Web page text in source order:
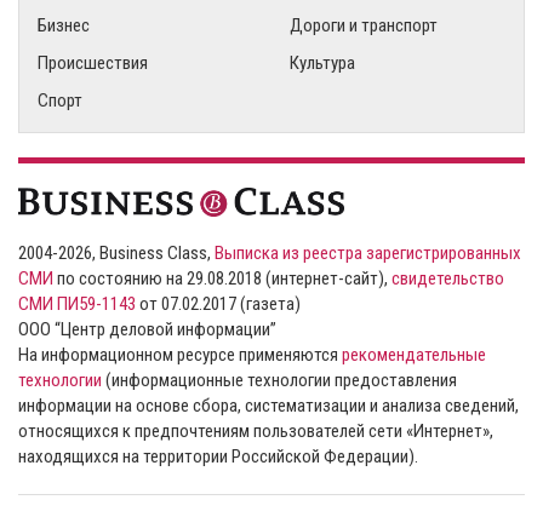
Бизнес
Дороги и транспорт
Происшествия
Культура
Спорт
2004-2026, Business Class, Выписка из реестра зарегистрированных
СМИ по состоянию на 29.08.2018 (интернет-сайт), свидетельство
СМИ ПИ59-1143 от 07.02.2017 (газета)
ООО “Центр деловой информации”
На информационном ресурсе применяются рекомендательные
технологии (информационные технологии предоставления
информации на основе сбора, систематизации и анализа сведений,
относящихся к предпочтениям пользователей сети «Интернет»,
находящихся на территории Российской Федерации).